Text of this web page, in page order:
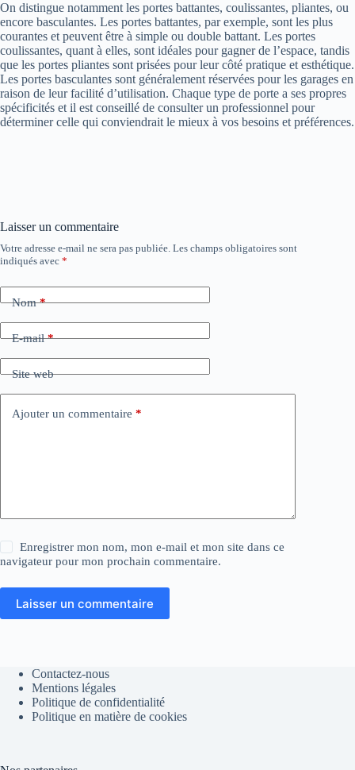
On distingue notamment les portes battantes, coulissantes, pliantes, ou
encore basculantes. Les portes battantes, par exemple, sont les plus
courantes et peuvent être à simple ou double battant. Les portes
coulissantes, quant à elles, sont idéales pour gagner de l’espace, tandis
que les portes pliantes sont prisées pour leur côté pratique et esthétique.
Les portes basculantes sont généralement réservées pour les garages en
raison de leur facilité d’utilisation. Chaque type de porte a ses propres
spécificités et il est conseillé de consulter un professionnel pour
déterminer celle qui conviendrait le mieux à vos besoins et préférences.
Laisser un commentaire
Votre adresse e-mail ne sera pas publiée. Les champs obligatoires sont
indiqués avec *
Nom*
E-mail*
Site web
Ajouter un commentaire *
Enregistrer mon nom, mon e-mail et mon site dans ce
navigateur pour mon prochain commentaire.
Laisser un commentaire
Contactez-nous
Mentions légales
Politique de confidentialité
Politique en matière de cookies